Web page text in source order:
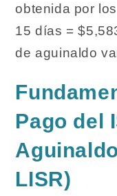
obtenida por
15 días =
de aguinaldo
Pago del
LISR)